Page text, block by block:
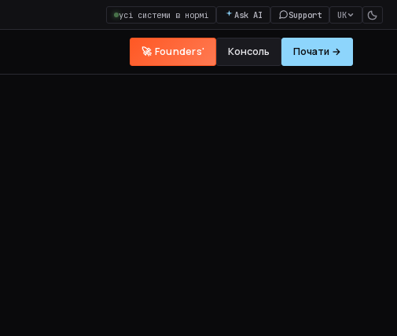
усі системи в нормі Ask AI Support UK
🚀 Founders' Консоль Почати →